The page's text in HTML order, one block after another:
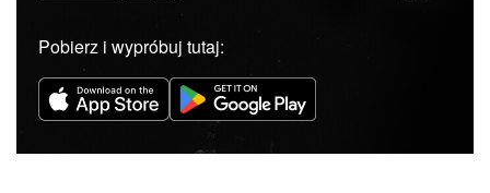
Pobierz i wypróbuj tutaj: